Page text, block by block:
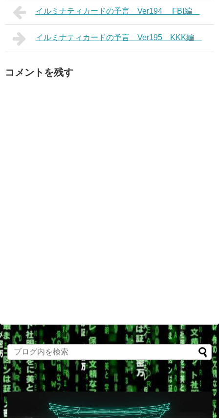
イルミナティカードの予言 Ver194 FBI編
イルミナティカードの予言 Ver195 KKK編
コメントを残す